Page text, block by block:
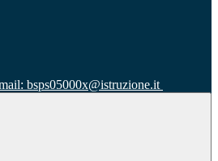
bsps05000x@istruzione.it